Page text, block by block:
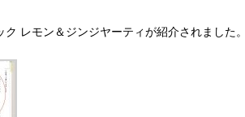
レモン＆ジンジヤーティが紹介されました。